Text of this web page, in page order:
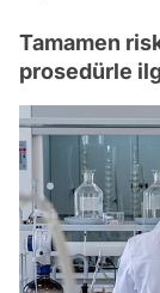
Tamamen
prosedürle